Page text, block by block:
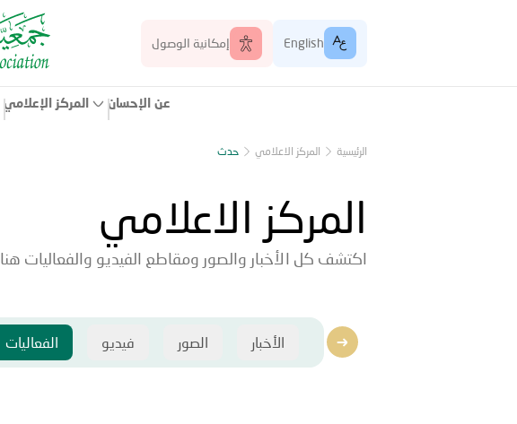
English إمكانية الوصول
عن الإحسان المركز الإعلامي
الرئيسية المركز الاعلامي حدث
المركز الاعلامي
اكتشف كل الأخبار والصور ومقاطع الفيديو والفعاليات هنا
الأخبار الصور فيديو الفعاليات